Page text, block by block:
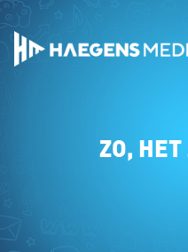
ZO,